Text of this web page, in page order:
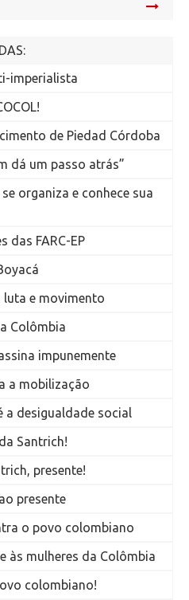
imperialista
de Piedad Córdoba
dá um passo atrás”
organiza e conhece sua
das FARC-EP
luta e movimento
Colômbia
impunemente
a mobilização
a desigualdade social
Santrich!
presente!
presente
o povo colombiano
às mulheres da Colômbia
colombiano!